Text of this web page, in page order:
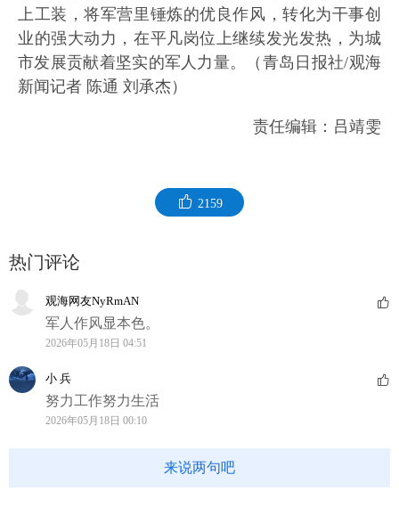
上工装，将军营里锤炼的优良作风，转化为干事创
业的强大动力，在平凡岗位上继续发光发热，为城
市发展贡献着坚实的军人力量。（青岛日报社/观海
新闻记者 陈通 刘承杰）
责任编辑：吕靖雯
2159
热门评论
观海网友NyRmAN
军人作风显本色。
2026年05月18日 04:51
小 兵
努力工作努力生活
2026年05月18日 00:10
来说两句吧